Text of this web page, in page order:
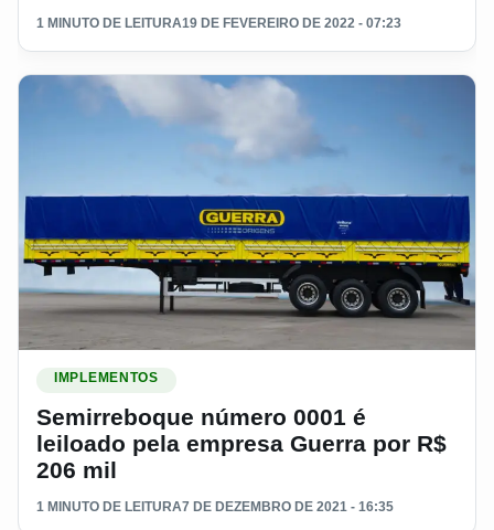
1 MINUTO DE LEITURA19 DE FEVEREIRO DE 2022 - 07:23
IMPLEMENTOS
Semirreboque número 0001 é
leiloado pela empresa Guerra por R$
206 mil
1 MINUTO DE LEITURA7 DE DEZEMBRO DE 2021 - 16:35